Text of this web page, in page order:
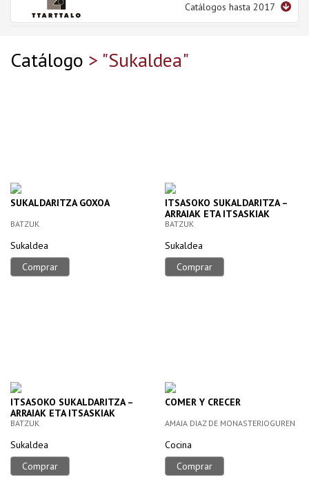
Catálogos hasta 2017
Catálogo > "Sukaldea"
SUKALDARITZA GOXOA
BATZUK
Sukaldea
Comprar
ITSASOKO SUKALDARITZA –
ARRAIAK ETA ITSASKIAK
BATZUK
Sukaldea
Comprar
ITSASOKO SUKALDARITZA –
ARRAIAK ETA ITSASKIAK
BATZUK
Sukaldea
Comprar
COMER Y CRECER
AMAIA DIAZ DE MONASTERIOGUREN
Cocina
Comprar